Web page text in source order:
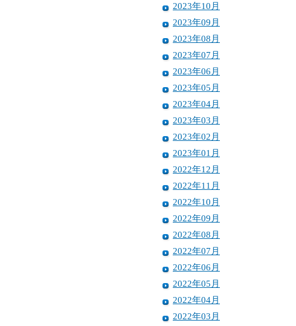
2023年10月
2023年09月
2023年08月
2023年07月
2023年06月
2023年05月
2023年04月
2023年03月
2023年02月
2023年01月
2022年12月
2022年11月
2022年10月
2022年09月
2022年08月
2022年07月
2022年06月
2022年05月
2022年04月
2022年03月